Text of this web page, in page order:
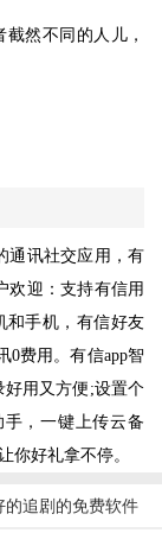
然不同的人儿，
通讯社交应用，有
欢迎：支持有信用
和手机，有信好友
0费用。有信app智
好用又方便;设置个
，一键上传云备
你好礼拿不停。
的追剧的免费软件